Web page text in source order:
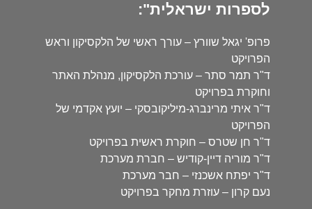
לספרות ישראלית":
פרופ' יגאל שוורץ – עורך ראשי של הלקסיקון וראש
הפרויקט
ד"ר תמר סתר – עורכת הלקסיקון, מנהלת האתר
וחוקרת בפרויקט
ד"ר איתי מרינברג-מיליקובסקי – יועץ אקדמי של
הפרויקט
ד"ר חן שטרס – חוקרת ראשית בפרויקט
ד"ר מוריה דיין-קודיש – חברת מערכת
ד"ר יפתח אשכנזי – חבר מערכת
נעם קרון – עוזרת מחקר בפרויקט